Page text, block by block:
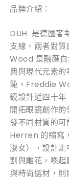
品牌介紹：
DUH 是德國奢
支線，兩者對
Wood 是融匯
典與現代元素
範。Freddie
鏡設計近四十
開拓眼鏡創作
發不同材質的
Herren 的縮寫
淑女），設計
割與雕花，喚
與時尚選材，則